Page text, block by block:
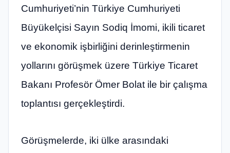
Cumhuriyeti’nin Türkiye Cumhuriyeti
Büyükelçisi Sayın Sodiq İmomi, ikili ticaret
ve ekonomik işbirliğini derinleştirmenin
yollarını görüşmek üzere Türkiye Ticaret
Bakanı Profesör Ömer Bolat ile bir çalışma
toplantısı gerçekleştirdi.
Görüşmelerde, iki ülke arasındaki